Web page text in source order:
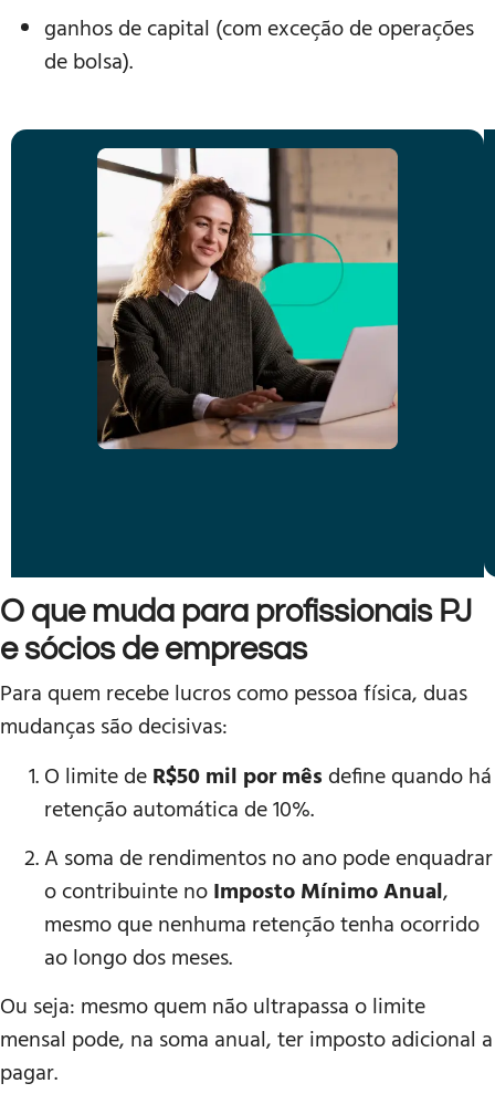
ganhos de capital (com exceção de operações
de bolsa).
O que muda para profissionais PJ
e sócios de empresas
Para quem recebe lucros como pessoa física, duas
mudanças são decisivas:
O limite deR$50 mil por mêsdefine quando há
retenção automática de 10%.
A soma de rendimentos no ano pode enquadrar
o contribuinte noImposto Mínimo Anual,
mesmo que nenhuma retenção tenha ocorrido
ao longo dos meses.
Ou seja: mesmo quem não ultrapassa o limite
mensal pode, na soma anual, ter imposto adicional a
pagar.